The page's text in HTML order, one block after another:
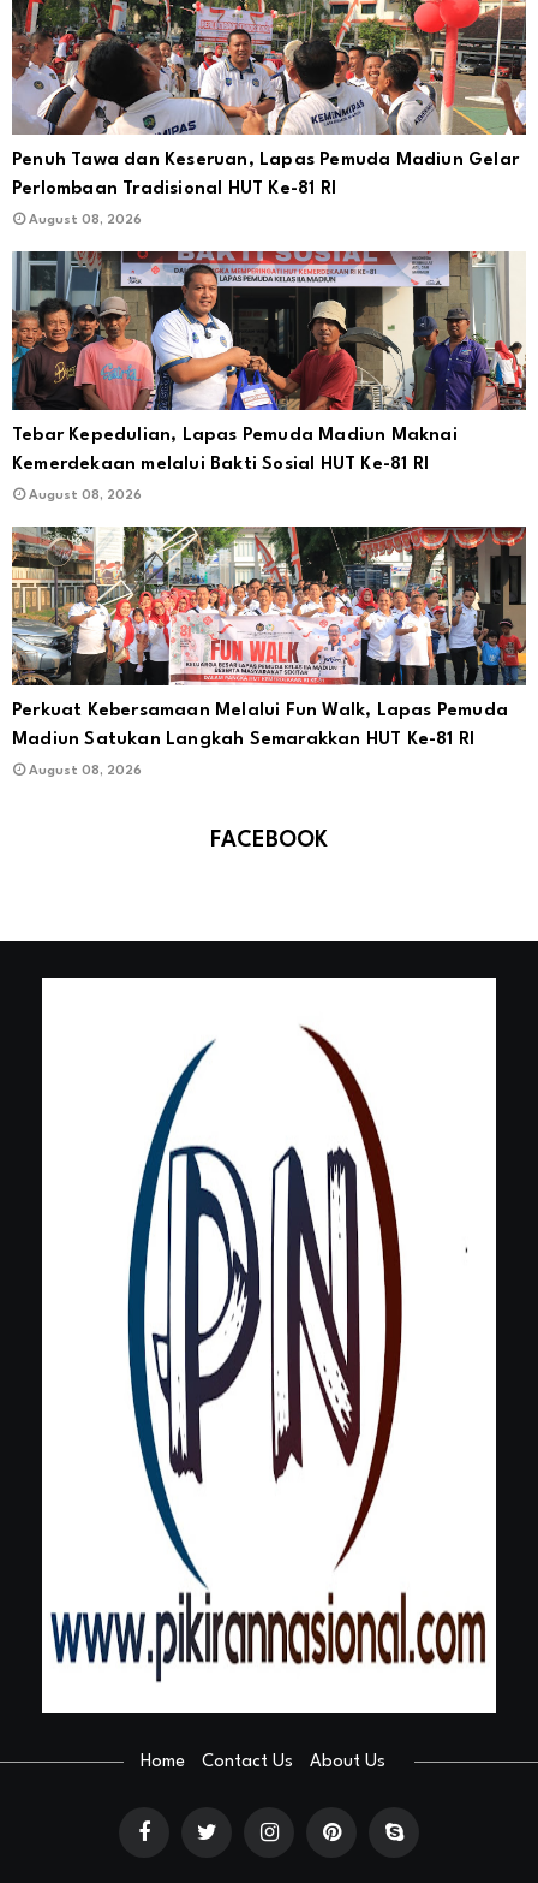
Penuh Tawa dan Keseruan, Lapas Pemuda Madiun Gelar
Perlombaan Tradisional HUT Ke-81 RI
August 08, 2026
Tebar Kepedulian, Lapas Pemuda Madiun Maknai
Kemerdekaan melalui Bakti Sosial HUT Ke-81 RI
August 08, 2026
Perkuat Kebersamaan Melalui Fun Walk, Lapas Pemuda
Madiun Satukan Langkah Semarakkan HUT Ke-81 RI
August 08, 2026
FACEBOOK
Home Contact Us About Us